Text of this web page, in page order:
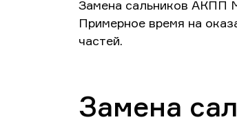
Замена сальников АКПП
Примерное время на
частей.
Замена